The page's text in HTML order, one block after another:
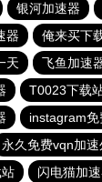
银河加速器
器 俺来买下
天 飞鱼加速
T0023下载
instagram免
永久免费vqn加速
闪电猫加